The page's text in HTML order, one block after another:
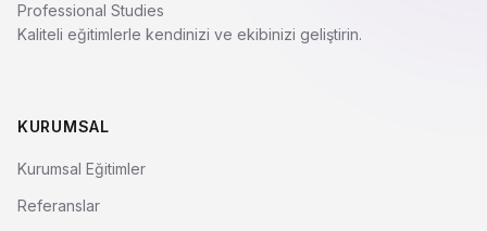
Professional Studies
Kaliteli eğitimlerle kendinizi ve ekibinizi geliştirin.
KURUMSAL
Kurumsal Eğitimler
Referanslar